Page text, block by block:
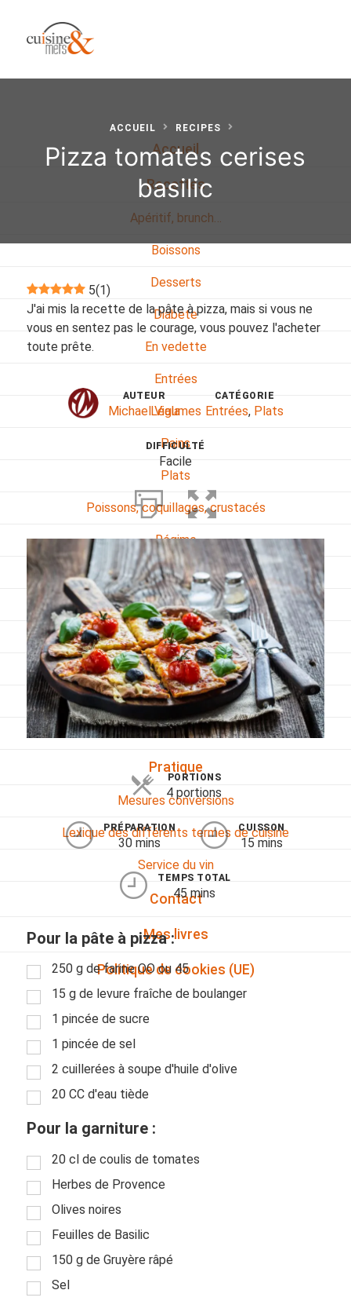
Accueil
Recettes
Apéritif, brunch…
Boissons
Desserts
Diabete
En vedette
Entrées
Légumes
Pains
Plats
Poissons, coquillages, crustacés
Régime
Sans gluten
Sans lactose
Sans sel
Sauces et accompagnements
Végétarien
Viandes
Pratique
Mesures conversions
Lexique des différents termes de cuisine
Service du vin
Contact
Mes livres
Politique de cookies (UE)
ACCUEIL RECIPES
Pizza tomates cerises
basilic
5(1)
J'ai mis la recette de la pâte à pizza, mais si vous ne
vous en sentez pas le courage, vous pouvez l'acheter
toute prête.
AUTEUR
Michael Viala
CATÉGORIE
Entrées, Plats
DIFFICULTÉ
Facile
PORTIONS
4 portions
PRÉPARATION
30 mins
CUISSON
15 mins
TEMPS TOTAL
45 mins
Pour la pâte à pizza :
250 g de farine OO ou 45
15 g de levure fraîche de boulanger
1 pincée de sucre
1 pincée de sel
2 cuillerées à soupe d'huile d'olive
20 CC d'eau tiède
Pour la garniture :
20 cl de coulis de tomates
Herbes de Provence
Olives noires
Feuilles de Basilic
150 g de Gruyère râpé
Sel